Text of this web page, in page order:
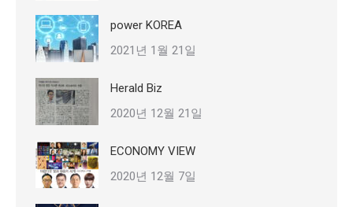
power KOREA
2021년 1월 21일
Herald Biz
2020년 12월 21일
ECONOMY VIEW
2020년 12월 7일